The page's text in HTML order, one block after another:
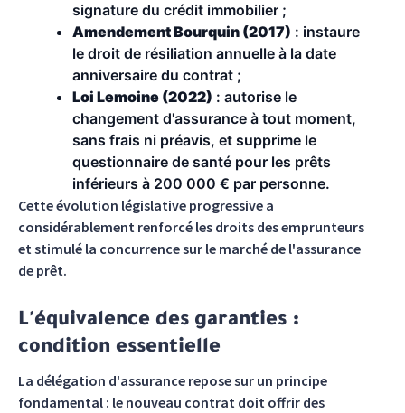
signature du crédit immobilier ;
Amendement Bourquin (2017) : instaure
le droit de résiliation annuelle à la date
anniversaire du contrat ;
Loi Lemoine (2022) : autorise le
changement d'assurance à tout moment,
sans frais ni préavis, et supprime le
questionnaire de santé pour les prêts
inférieurs à 200 000 € par personne.
Cette évolution législative progressive a
considérablement renforcé les droits des emprunteurs
et stimulé la concurrence sur le marché de l'assurance
de prêt.
L'équivalence des garanties :
condition essentielle
La délégation d'assurance repose sur un principe
fondamental : le nouveau contrat doit offrir des